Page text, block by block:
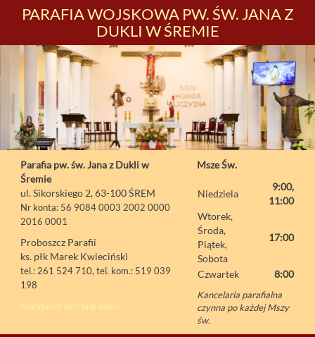
PARAFIA WOJSKOWA PW. ŚW. JANA Z
DUKLI W ŚREMIE
Parafia pw. św. Jana z Dukli w
Śremie
ul. Sikorskiego 2, 63-100 ŚREM
Nr konta: 56 9084 0003 2002 0000
2016 0001
Proboszcz Parafii
ks. płk Marek Kwieciński
tel.: 261 524 710, tel. kom.: 519 039
198
Standardy ochrony dzieci
Msze Św.
Niedziela
9:00,
11:00
Wtorek,
Środa,
Piątek,
Sobota
17:00
Czwartek 8:00
Kancelaria parafialna
czynna po każdej Mszy
św.